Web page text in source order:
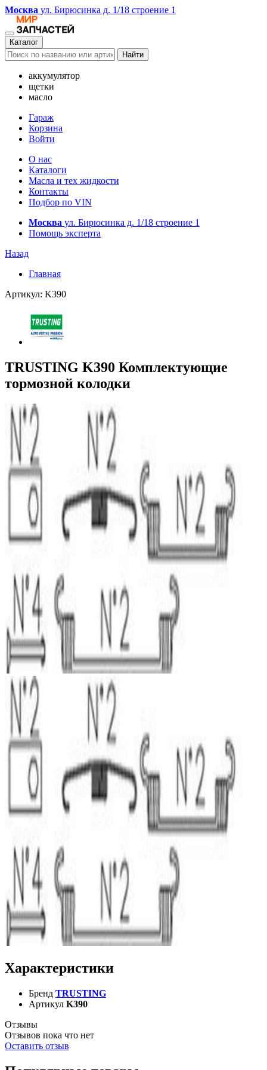
Москва ул. Бирюсинка д. 1/18 строение 1
Каталог
Найти
аккумулятор
щетки
масло
Гараж
Корзина
Войти
О нас
Каталоги
Масла и тех жидкости
Контакты
Подбор по VIN
Москва ул. Бирюсинка д. 1/18 строение 1
Помощь эксперта
Назад
Главная
Артикул: K390
TRUSTING K390 Комплектующие
тормозной колодки
Характеристики
Бренд TRUSTING
Артикул K390
Отзывы
Отзывов пока что нет
Оставить отзыв